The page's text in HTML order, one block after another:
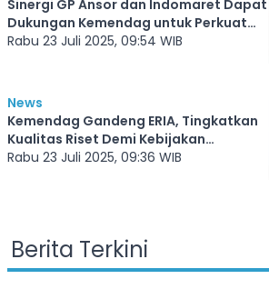
Sinergi GP Ansor dan Indomaret Dapat
Dukungan Kemendag untuk Perkuat
Ekonomi Rakyat
Rabu 23 Juli 2025, 09:54 WIB
News
Kemendag Gandeng ERIA, Tingkatkan
Kualitas Riset Demi Kebijakan
Perdagangan yang Lebih Tajam
Rabu 23 Juli 2025, 09:36 WIB
Berita Terkini